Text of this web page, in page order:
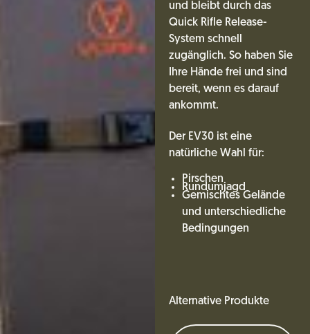
und bleibt durch das
Quick Rifle Release-
System schnell
zugänglich. So haben Sie
Ihre Hände frei und sind
bereit, wenn es darauf
ankommt.
Der EV30 ist eine
natürliche Wahl für:
Pirschen
Rundumjagd
Gemischtes Gelände
und unterschiedliche
Bedingungen
Alternative Produkte